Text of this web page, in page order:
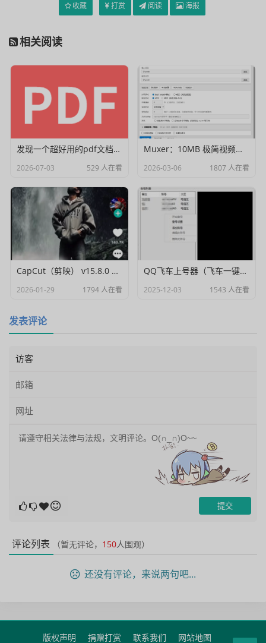
收藏 打赏 阅读 海报
相关阅读
发现一个超好用的pdf文档编辑器
2026-07-03 529 人在看
Muxer：10MB 极简视频字幕批量封装工具 (单文件/绿色版)
2026-03-06 1807 人在看
CapCut（剪映） v15.8.0 国际高级会员解锁破解版
2026-01-29 1794 人在看
QQ飞车上号器（飞车一键登号器）V1.0
2025-12-03 1543 人在看
发表评论
评论列表 （暂无评论， 150人围观）
还没有评论，来说两句吧...
版权声明 捐赠打赏 联系我们 网站地图